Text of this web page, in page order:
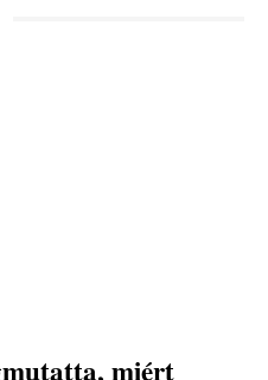
miért